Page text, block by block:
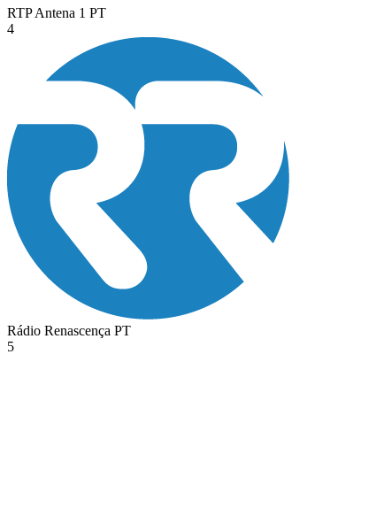
RTP Antena 1 PT
4
Rádio Renascença PT
5